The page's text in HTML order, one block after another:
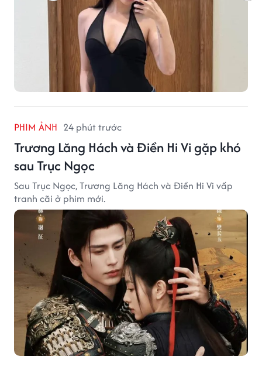
PHIM ẢNH 24 phút trước
Trương Lăng Hách và Điền Hi Vi gặp khó
sau Trục Ngọc
Sau Trục Ngọc, Trương Lăng Hách và Điền Hi Vi vấp
tranh cãi ở phim mới.